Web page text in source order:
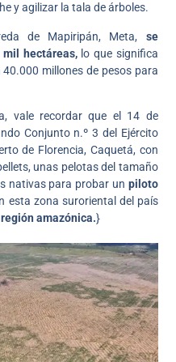
y agilizar la tala de árboles.
de Mapiripán, Meta, se
hectáreas,lo que significa
millones de pesos para
vale recordar que el 14 de
Conjunto n.º 3 del Ejército
de Florencia, Caquetá, con
unas pelotas del tamaño
nativas para probar un piloto
esta zona suroriental del país
región amazónica.}